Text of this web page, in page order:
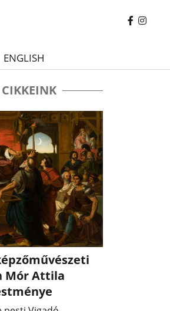
ENGLISH
Mór Attila